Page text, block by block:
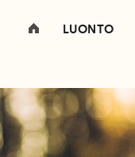
LUONTO